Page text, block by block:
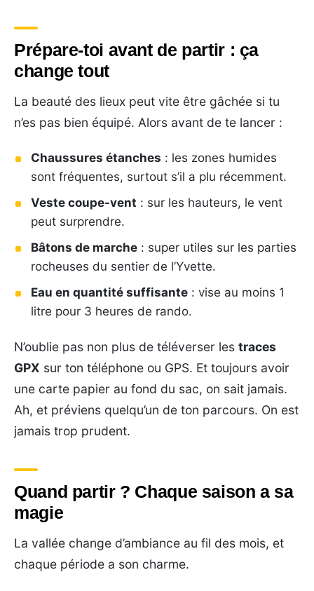
Prépare-toi avant de partir : ça
change tout
La beauté des lieux peut vite être gâchée si tu
n’es pas bien équipé. Alors avant de te lancer :
Chaussures étanches : les zones humides
sont fréquentes, surtout s’il a plu récemment.
Veste coupe-vent : sur les hauteurs, le vent
peut surprendre.
Bâtons de marche : super utiles sur les parties
rocheuses du sentier de l’Yvette.
Eau en quantité suffisante : vise au moins 1
litre pour 3 heures de rando.
N’oublie pas non plus de téléverser les traces
GPX sur ton téléphone ou GPS. Et toujours avoir
une carte papier au fond du sac, on sait jamais.
Ah, et préviens quelqu’un de ton parcours. On est
jamais trop prudent.
Quand partir ? Chaque saison a sa
magie
La vallée change d’ambiance au fil des mois, et
chaque période a son charme.